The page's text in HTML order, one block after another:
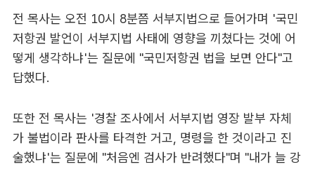
전 목사는 오전 10시 8분쯤 서부지법으로 들어가며 '국민
저항권 발언이 서부지법 사태에 영향을 끼쳤다는 것에 어
떻게 생각하냐'는 질문에 "국민저항권 법을 보면 안다"고
답했다.
또한 전 목사는 '경찰 조사에서 서부지법 영장 발부 자체
가 불법이라 판사를 타격한 거고, 명령을 한 것이라고 진
술했냐'는 질문에 "처음엔 검사가 반려했다"며 "내가 늘 강